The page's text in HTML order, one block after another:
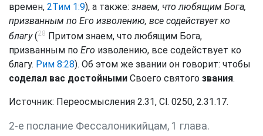
времен, 2Тим 1:9), а также: знаем, что любящим Бога,
призванным по Его изволению, все содействует ко
благу(28 Притом знаем, что любящим Бога,
призванным по Его изволению, все содействует ко
благу. Рим 8:28). Об этом же звании он говорит: чтобы
соделал вас достойными Своего святого звания.
Источник: Переосмысления 2.31, Сl. 0250, 2.31.17.
2-е послание Фессалоникийцам, 1 глава.